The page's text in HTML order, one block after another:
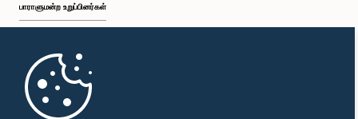
பி.ப. 1:53 - பி.ப. 2:05
பாராளுமன்ற உறுப்பினர்கள்
முதற்பக்கம்